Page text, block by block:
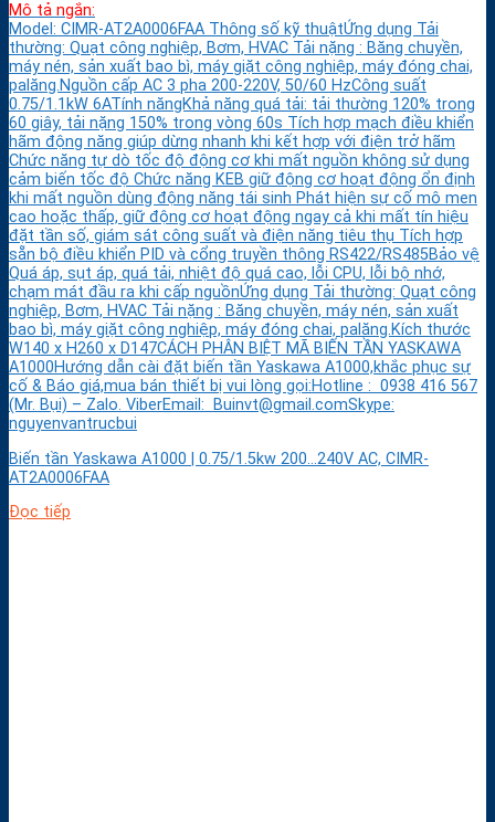
Mô tả ngắn:
Model: CIMR-AT2A0006FAA Thông số kỹ thuậtỨng dụng Tải
thường: Quạt công nghiệp, Bơm, HVAC Tải nặng : Băng chuyền,
máy nén, sản xuất bao bì, máy giặt công nghiệp, máy đóng chai,
palăng.Nguồn cấp AC 3 pha 200-220V, 50/60 HzCông suất
0.75/1.1kW 6ATính năngKhả năng quá tải: tải thường 120% trong
60 giây, tải nặng 150% trong vòng 60s Tích hợp mạch điều khiển
hãm động năng giúp dừng nhanh khi kết hợp với điện trở hãm
Chức năng tự dò tốc độ động cơ khi mất nguồn không sử dụng
cảm biến tốc độ Chức năng KEB giữ động cơ hoạt động ổn định
khi mất nguồn dùng động năng tái sinh Phát hiện sự cố mô men
cao hoặc thấp, giữ động cơ hoạt động ngay cả khi mất tín hiệu
đặt tần số, giám sát công suất và điện năng tiêu thụ Tích hợp
sẵn bộ điều khiển PID và cổng truyền thông RS422/RS485Bảo vệ
Quá áp, sụt áp, quá tải, nhiệt độ quá cao, lỗi CPU, lỗi bộ nhớ,
chạm mát đầu ra khi cấp nguồnỨng dụng Tải thường: Quạt công
nghiệp, Bơm, HVAC Tải nặng : Băng chuyền, máy nén, sản xuất
bao bì, máy giặt công nghiệp, máy đóng chai, palăng.Kích thước
W140 x H260 x D147CÁCH PHÂN BIỆT MÃ BIẾN TẦN YASKAWA
A1000Hướng dẫn cài đặt biến tần Yaskawa A1000,khắc phục sự
cố & Báo giá,mua bán thiết bị vui lòng gọi:Hotline : 0938 416 567
(Mr. Bụi) – Zalo. ViberEmail: Buinvt@gmail.comSkype:
nguyenvantrucbui
Biến tần Yaskawa A1000 | 0.75/1.5kw 200…240V AC, CIMR-
AT2A0006FAA
Đọc tiếp